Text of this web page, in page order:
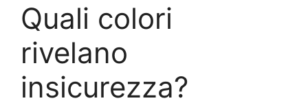
Quali colori
rivelano
insicurezza?